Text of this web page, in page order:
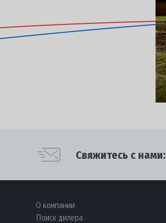
Свяжитесь с нами:
О компании
Поиск дилера